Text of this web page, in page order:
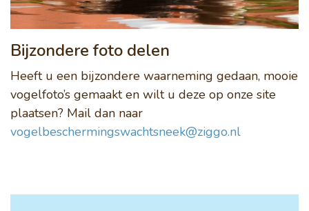
Bijzondere foto delen
Heeft u een bijzondere waarneming gedaan, mooie
vogelfoto’s gemaakt en wilt u deze op onze site
plaatsen? Mail dan naar
vogelbeschermingswachtsneek@ziggo.nl